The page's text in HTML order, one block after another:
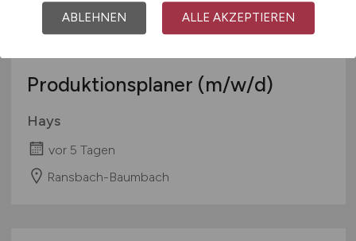
Produktionsplaner (m/w/d)
Hays
vor 5 Tagen
Ransbach-Baumbach
ABLEHNEN ALLE AKZEPTIEREN